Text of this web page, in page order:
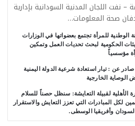
نفت اللجان المدنية السودانية بإدارية
صحة المعلومات…
الوطنية للمرأة تجتمع بعضواتها في الوزارات
الحكومية لبحث تحديات العمل وتمكين
مؤسسياً
صادر عن : ‏تيار استعادة شرعية الدولة اليمنية
الوصاية الخارجية
الأهلية لقبيلة التعايشة: سنظل حصناً للسلام
لكل المبادرات التي تعزز التعايش والاستقرار
وأفريقيا الوسطى.